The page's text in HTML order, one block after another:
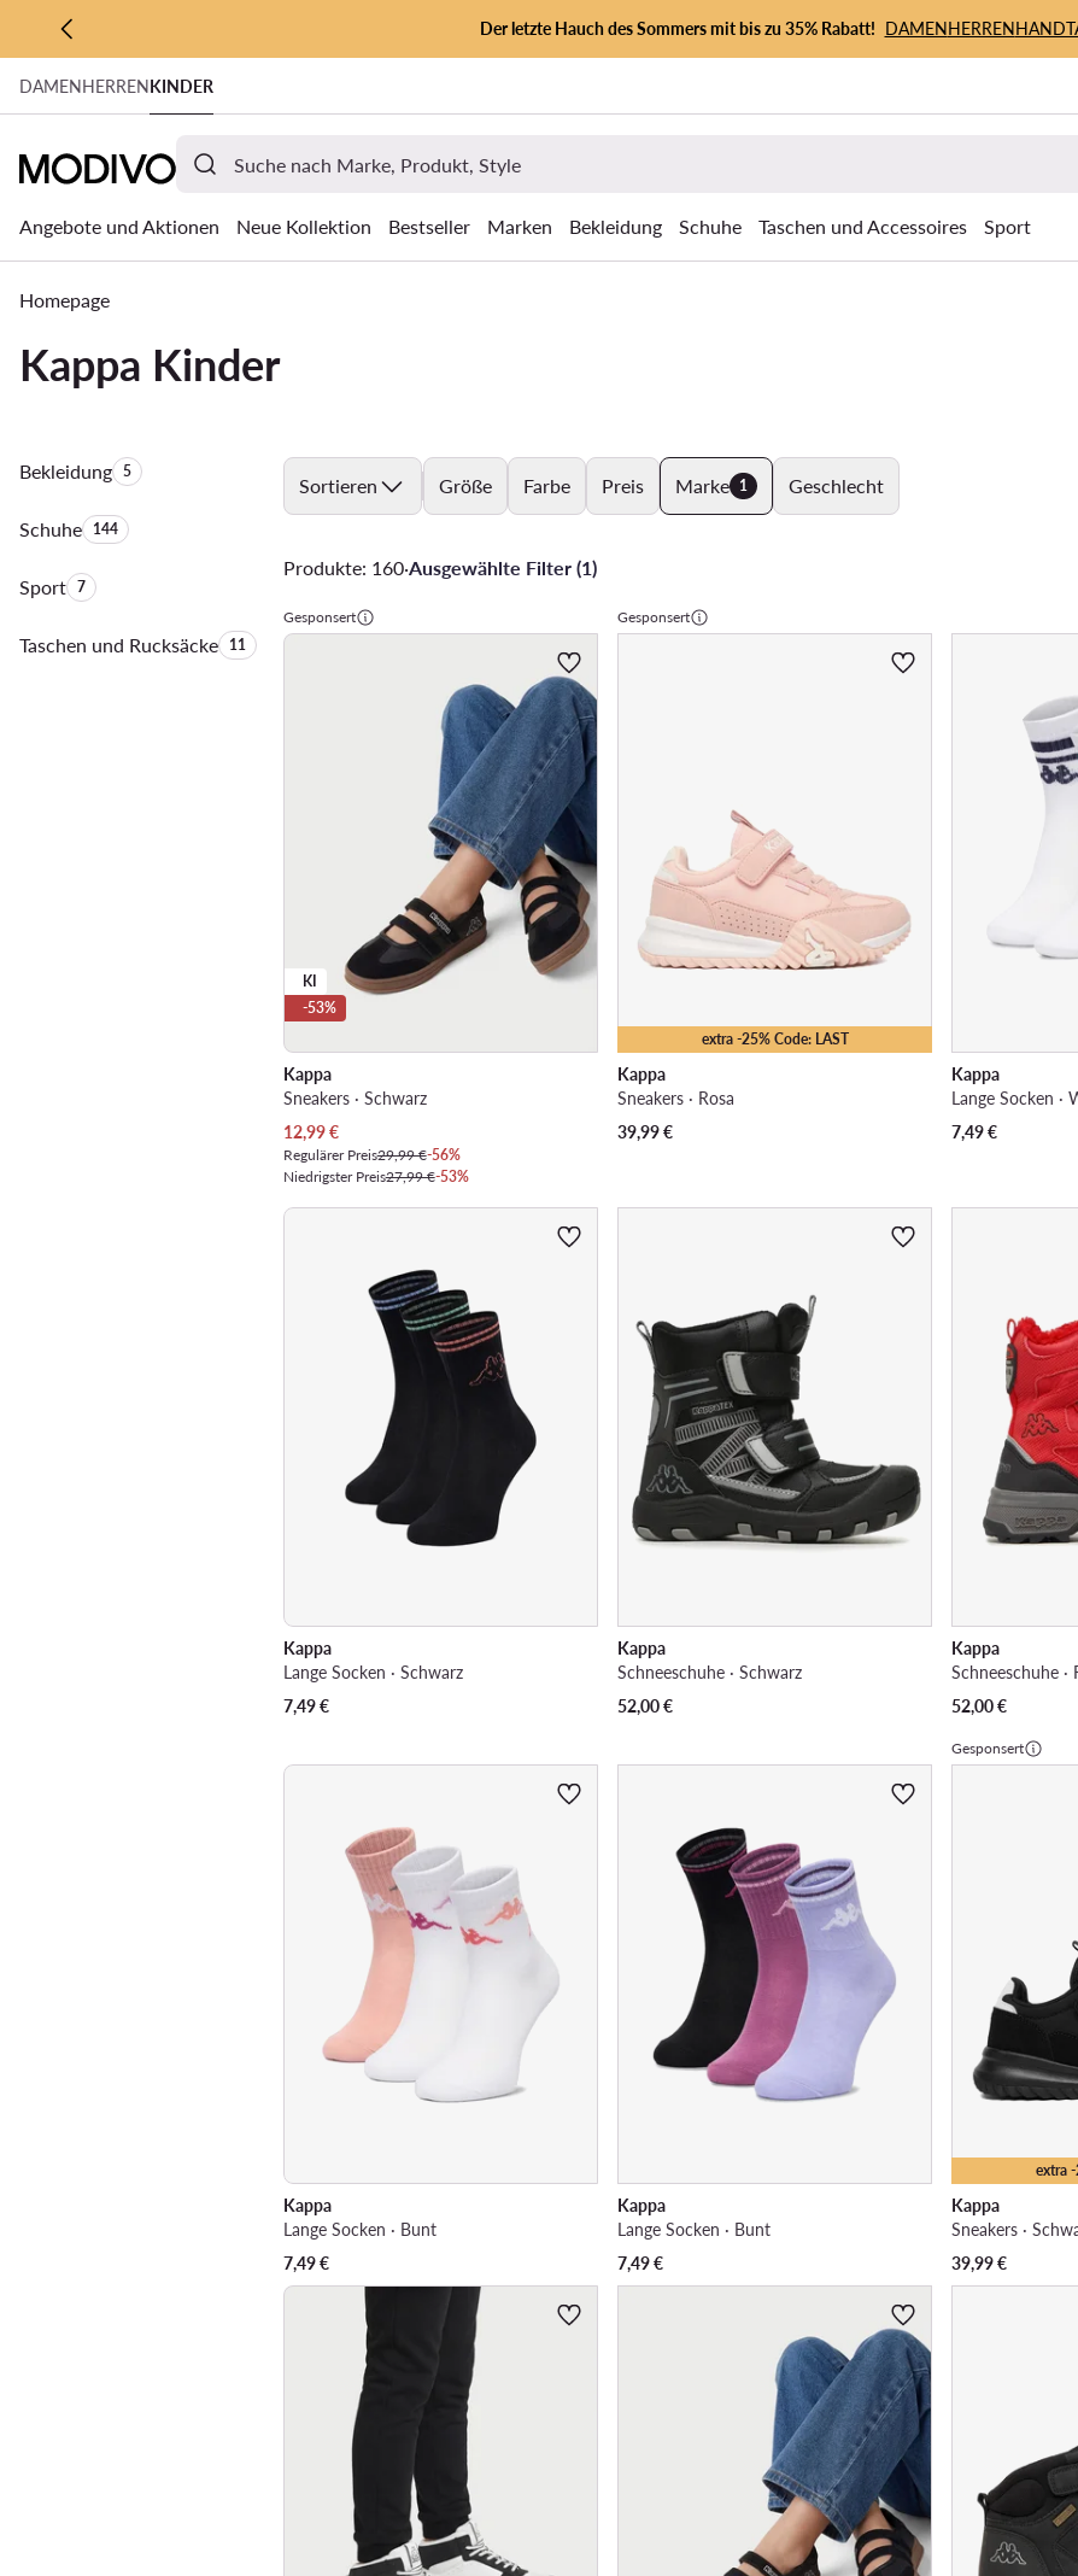
ZUM HAUPTINHALT SPRINGEN
ZUR SUCHE
Der letzte Hauch des Sommers mit bis zu 35% Rabatt! DAMENHERREN
DAMENHERRENKINDER
Angebote und Aktionen Neue Kollektion Bestseller Marken Bekleidung Schuhe Taschen und Accessoires Sport
Homepage
Kappa Kinder
BekleidungAnzahl der Produkte:
5
SchuheAnzahl der Produkte:
144
SportAnzahl der Produkte:
7
Taschen und RucksäckeAnzahl der Produkte:
11
Sortieren Größe Farbe Preis Marke 1 Geschlecht
Produkte: 160·Ausgewählte Filter (1)
Gesponsert
KI
-53%
Kappa
Sneakers · Schwarz
Aktueller Preis
12,99€
Regulärer Preis29,99 €-56%
Niedrigster Preis27,99 €-53%
Gesponsert
extra -25% Code: LAST
Kappa
Sneakers · Rosa
39,99€
Kappa
Lange Socken ·
7,49€
Kappa
Lange Socken · Schwarz
7,49€
Kappa
Schneeschuhe · Schwarz
52,00€
Kappa
Schneeschuhe ·
52,00€
Kappa
Lange Socken · Bunt
7,49€
Kappa
Lange Socken · Bunt
7,49€
Gesponsert
extra
Kappa
Sneakers ·
39,99€